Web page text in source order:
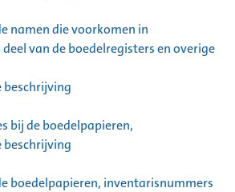
namen die voorkomen in
van de boedelregisters en overige
beschrijving
bij de boedelpapieren,
beschrijving
boedelpapieren, inventarisnummers